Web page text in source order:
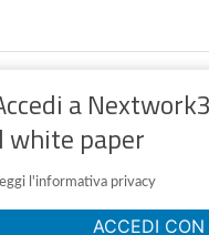
a
white paper
l'informativa privacy
ACCEDI